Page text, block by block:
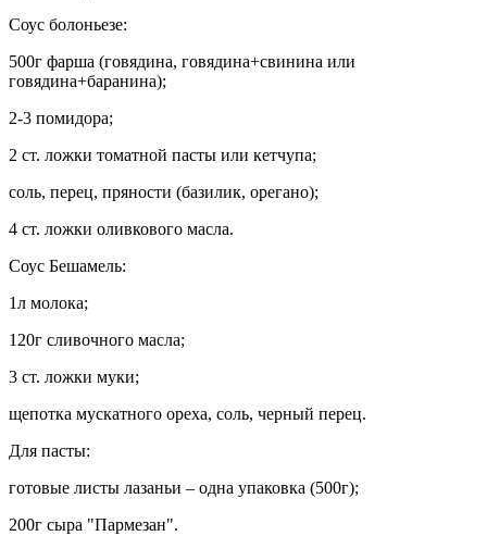
Соус болоньезе:
500г фарша (говядина, говядина+свинина или
говядина+баранина);
2-3 помидора;
2 ст. ложки томатной пасты или кетчупа;
соль, перец, пряности (базилик, орегано);
4 ст. ложки оливкового масла.
Соус Бешамель:
1л молока;
120г сливочного масла;
3 ст. ложки муки;
щепотка мускатного ореха, соль, черный перец.
Для пасты:
готовые листы лазаньи – одна упаковка (500г);
200г сыра "Пармезан".